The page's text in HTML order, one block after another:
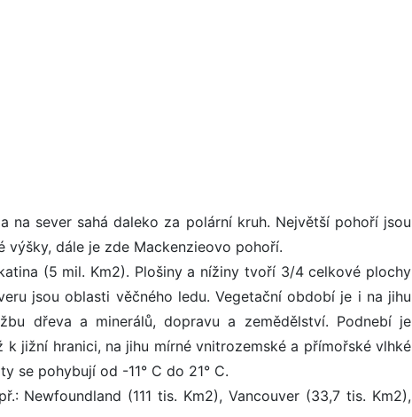
na sever sahá daleko za polární kruh. Největší pohoří jsou
výšky, dále je zde Mackenzieovo pohoří.
(5 mil. Km2). Plošiny a nížiny tvoří 3/4 celkové plochy
jsou oblasti věčného ledu. Vegetační období je i na jihu
dřeva a minerálů, dopravu a zemědělství. Podnebí je
jižní hranici, na jihu mírné vnitrozemské a přímořské vlhké
se pohybují od -11° C do 21° C.
Newfoundland (111 tis. Km2), Vancouver (33,7 tis. Km2),